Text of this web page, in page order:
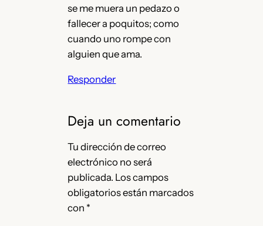
se me muera un pedazo o
fallecer a poquitos; como
cuando uno rompe con
alguien que ama.
Responder
Deja un comentario
Tu dirección de correo
electrónico no será
publicada. Los campos
obligatorios están marcados
con *